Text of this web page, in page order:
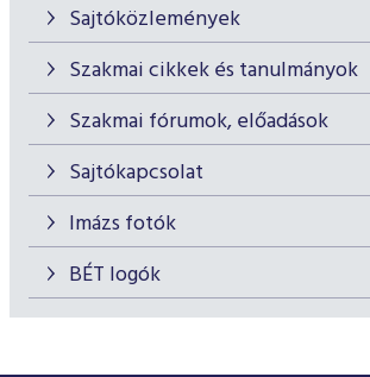
Sajtóközlemények
Szakmai cikkek és tanulmányok
Szakmai fórumok, előadások
Sajtókapcsolat
Imázs fotók
BÉT logók